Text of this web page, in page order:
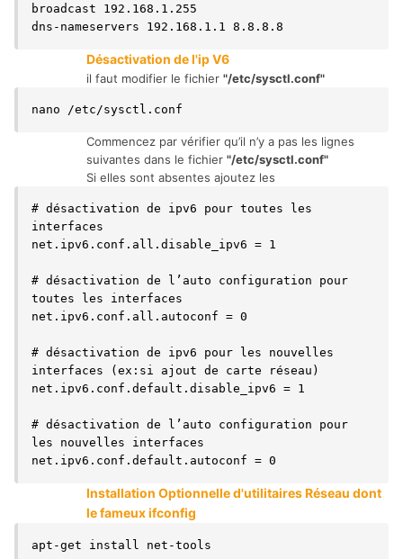
broadcast 192.168.1.255
dns-nameservers 192.168.1.1 8.8.8.8
Désactivation de l'ip V6
il faut modifier le fichier "/etc/sysctl.conf"
nano /etc/sysctl.conf
Commencez par vérifier qu’il n’y a pas les lignes
suivantes dans le fichier "/etc/sysctl.conf"
Si elles sont absentes ajoutez les
# désactivation de ipv6 pour toutes les
interfaces
net.ipv6.conf.all.disable_ipv6 = 1
# désactivation de l’auto configuration pour
toutes les interfaces
net.ipv6.conf.all.autoconf = 0
# désactivation de ipv6 pour les nouvelles
interfaces (ex:si ajout de carte réseau)
net.ipv6.conf.default.disable_ipv6 = 1
# désactivation de l’auto configuration pour
les nouvelles interfaces
net.ipv6.conf.default.autoconf = 0
Installation Optionnelle d'utilitaires Réseau dont
le fameux ifconfig
apt-get install net-tools